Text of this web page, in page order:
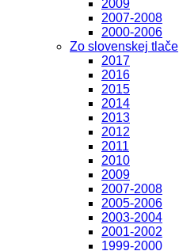
2009
2007-2008
2000-2006
Zo slovenskej tlače
2017
2016
2015
2014
2013
2012
2011
2010
2009
2007-2008
2005-2006
2003-2004
2001-2002
1999-2000